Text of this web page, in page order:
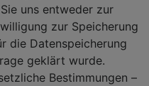
uns entweder zur
zur Speicherung
die Datenspeicherung
geklärt wurde.
Bestimmungen –